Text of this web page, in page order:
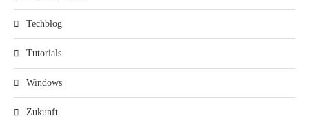
Techblog
Tutorials
Windows
Zukunft